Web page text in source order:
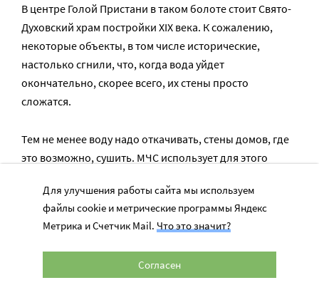
В центре Голой Пристани в таком болоте стоит Свято-
Духовский храм постройки XIX века. К сожалению,
некоторые объекты, в том числе исторические,
настолько сгнили, что, когда вода уйдет
окончательно, скорее всего, их стены просто
сложатся.
Тем не менее воду надо откачивать, стены домов, где
это возможно, сушить. МЧС использует для этого
не хватает.
– Как сейчас решается задача по обеспечению
жителей водой?
Для улучшения работы сайта мы используем
файлы cookie и метрические программы Яндекс
Метрика и Счетчик Mail. Что это значит?
Согласен